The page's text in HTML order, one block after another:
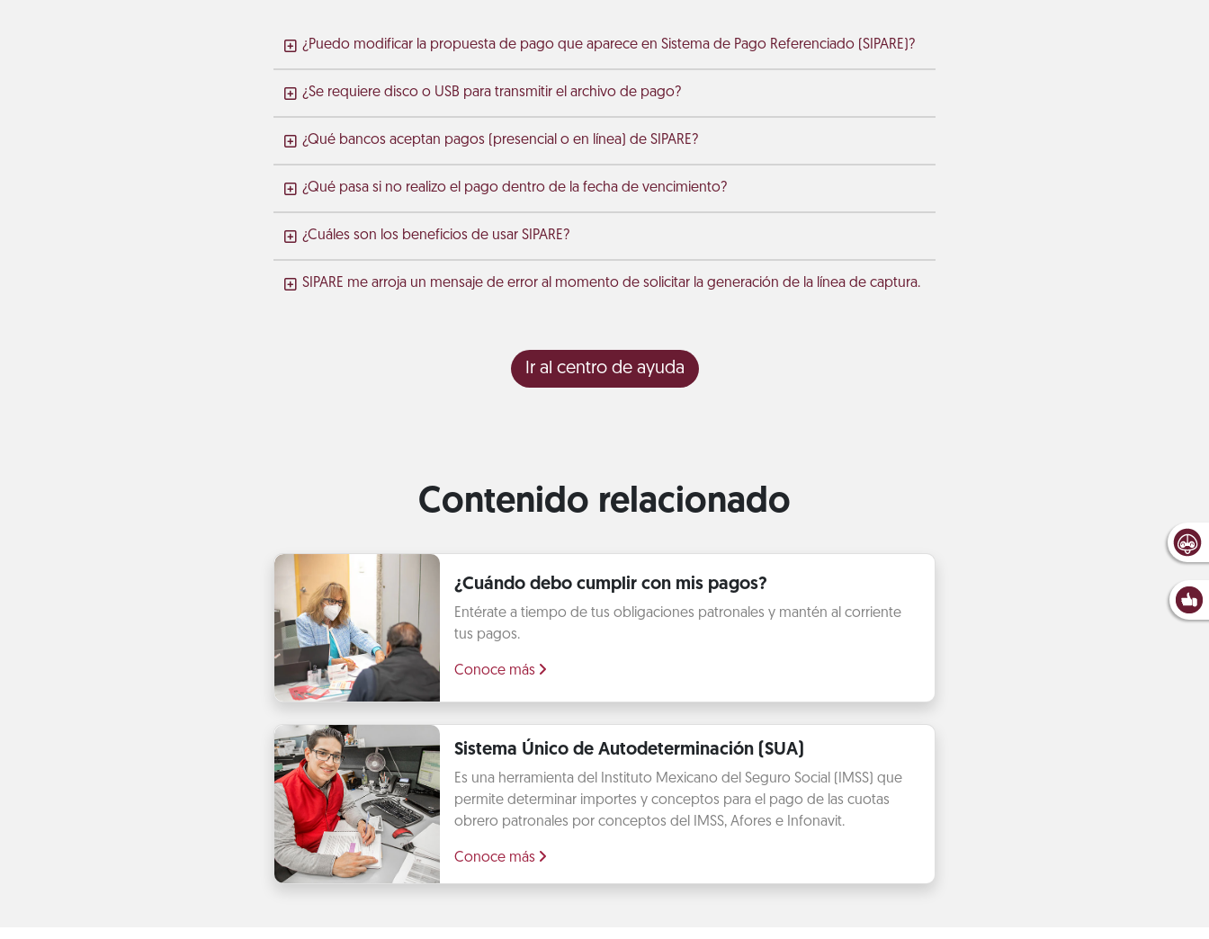
¿Puedo modificar la propuesta de pago que aparece en Sistema de Pago Referenciado (SIPARE)?
¿Se requiere disco o USB para transmitir el archivo de pago?
¿Qué bancos aceptan pagos (presencial o en línea) de SIPARE?
¿Qué pasa si no realizo el pago dentro de la fecha de vencimiento?
¿Cuáles son los beneficios de usar SIPARE?
SIPARE me arroja un mensaje de error al momento de solicitar la generación de la línea de captura.
Ir al centro de ayuda
Contenido relacionado
¿Cuándo debo cumplir con mis pagos?
Entérate a tiempo de tus obligaciones patronales y mantén al corriente
tus pagos.
Conoce más
Sistema Único de Autodeterminación (SUA)
Es una herramienta del Instituto Mexicano del Seguro Social (IMSS) que
permite determinar importes y conceptos para el pago de las cuotas
obrero patronales por conceptos del IMSS, Afores e Infonavit.
Conoce más